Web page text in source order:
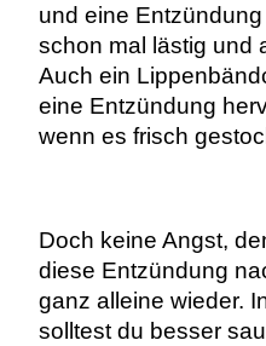
und eine
schon mal lästig und
Auch ein
eine Entzündung
wenn es frisch
Doch keine Angst,
diese Entzündung
ganz alleine wieder.
solltest du besser